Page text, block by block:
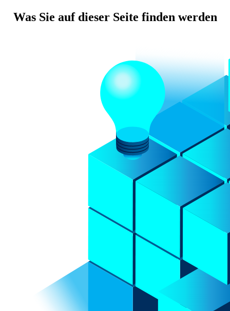
Was Sie auf dieser Seite finden werden